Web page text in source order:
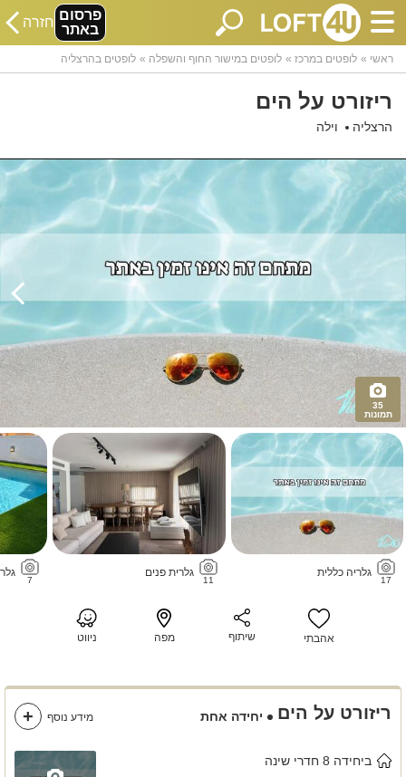
פרסום
באתר חזרה
ראשי לופטים במרכז לופטים במישור החוף והשפלה לופטים בהרצליה
ריזורט על הים
הרצליה וילה
35
תמונות
17
גלריה כללית
11
גלרית פנים
7
אהבתי שיתוף מפה ניווט
ריזורט על הים יחידה אחת
ביחידה 8 חדרי שינה
מידע נוסף